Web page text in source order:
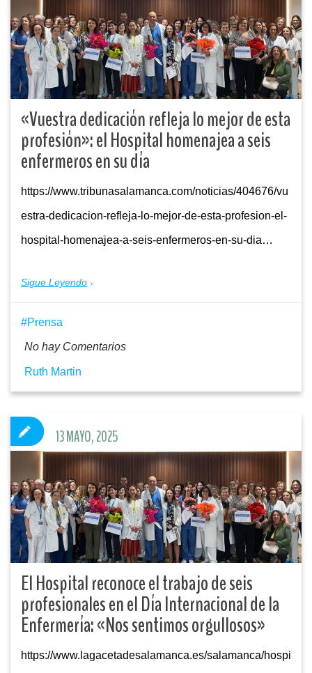
«Vuestra dedicación refleja lo mejor de esta
profesión»: el Hospital homenajea a seis
enfermeros en su día
https://www.tribunasalamanca.com/noticias/404676/vu
estra-dedicacion-refleja-lo-mejor-de-esta-profesion-el-
hospital-homenajea-a-seis-enfermeros-en-su-dia…
Sigue Leyendo
Prensa
No hay Comentarios
Ruth Martin
El Hospital reconoce el trabajo de seis
profesionales en el Día Internacional de la
Enfermería: «Nos sentimos orgullosos»
https://www.lagacetadesalamanca.es/salamanca/hospi
13 MAYO, 2025